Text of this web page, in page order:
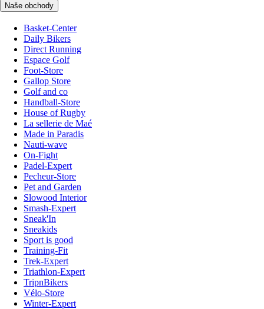
Naše obchody
Basket-Center
Daily Bikers
Direct Running
Espace Golf
Foot-Store
Gallop Store
Golf and co
Handball-Store
House of Rugby
La sellerie de Maé
Made in Paradis
Nauti-wave
On-Fight
Padel-Expert
Pecheur-Store
Pet and Garden
Slowood Interior
Smash-Expert
Sneak'In
Sneakids
Sport is good
Training-Fit
Trek-Expert
Triathlon-Expert
TripnBikers
Vélo-Store
Winter-Expert